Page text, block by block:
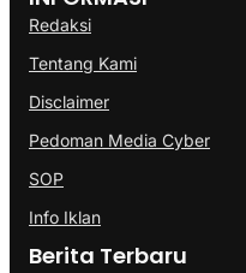
Redaksi
Tentang Kami
Disclaimer
Pedoman Media Cyber
SOP
Info Iklan
Berita Terbaru